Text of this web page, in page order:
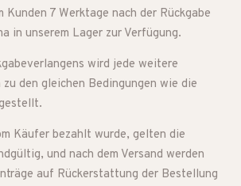
Kunden 7 Werktage nach der Rückgabe
in unserem Lager zur Verfügung.
wird jede weitere
den gleichen Bedingungen wie die
Käufer bezahlt wurde, gelten die
und nach dem Versand werden
auf Rückerstattung der Bestellung